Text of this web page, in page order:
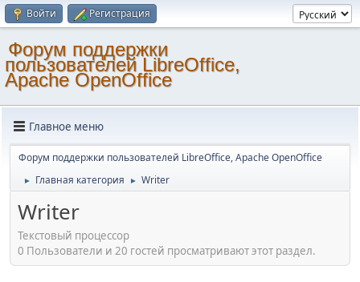
Войти Регистрация
Форум поддержки
пользователей LibreOffice,
Apache OpenOffice
Главное меню
Форум поддержки пользователей LibreOffice, Apache OpenOffice
► Главная категория ► Writer
Writer
Текстовый процессор
0 Пользователи и 20 гостей просматривают этот раздел.